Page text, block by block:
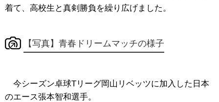
着て、高校生と真剣勝負を繰り広げました。
【写真】青春ドリームマッチの様子
今シーズン卓球Tリーグ岡山リベッツに加入した日本
のエース張本智和選手。